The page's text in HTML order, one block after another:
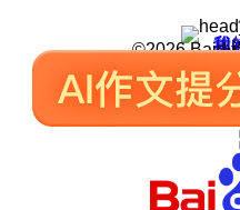
我
我
皮
用
©2026 Baidu